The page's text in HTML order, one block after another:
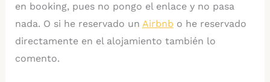
en booking, pues no pongo el enlace y no pasa
nada. O si he reservado un Airbnb o he reservado
directamente en el alojamiento también lo
comento.